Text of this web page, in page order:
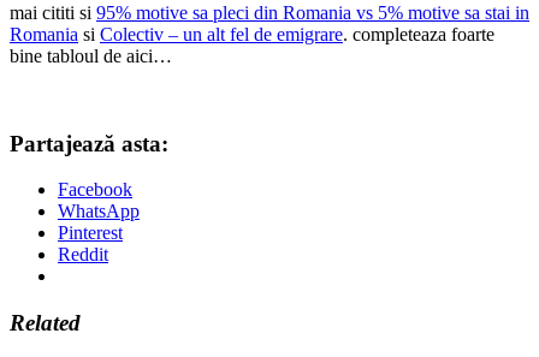
mai cititi si 95% motive sa pleci din Romania vs 5% motive sa stai in
Romania si Colectiv – un alt fel de emigrare. completeaza foarte
bine tabloul de aici…
Partajează asta:
Facebook
WhatsApp
Pinterest
Reddit
Related